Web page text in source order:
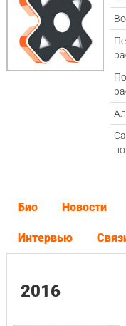
Био Новости
Интервью
2016